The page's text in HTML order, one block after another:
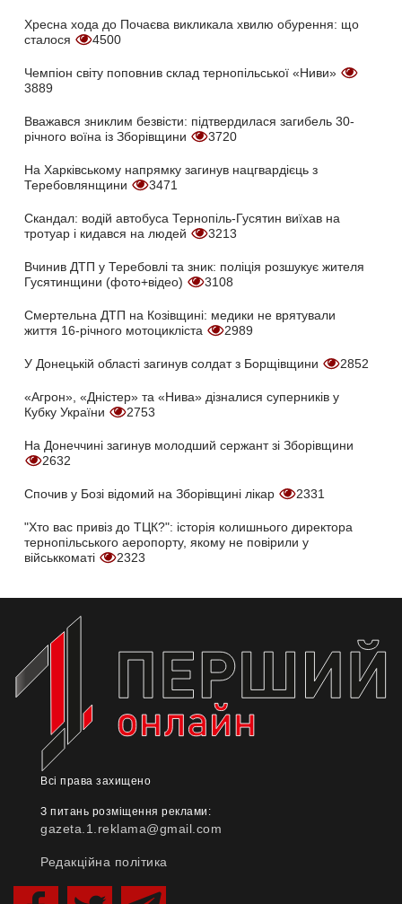
Хресна хода до Почаєва викликала хвилю обурення: що
сталося
4500
Чемпіон світу поповнив склад тернопільської «Ниви»
3889
Вважався зниклим безвісти: підтвердилася загибель 30-
річного воїна із Зборівщини
3720
На Харківському напрямку загинув нацгвардієць з
Теребовлянщини
3471
Скандал: водій автобуса Тернопіль-Гусятин виїхав на
тротуар і кидався на людей
3213
Вчинив ДТП у Теребовлі та зник: поліція розшукує жителя
Гусятинщини (фото+відео)
3108
Смертельна ДТП на Козівщині: медики не врятували
життя 16-річного мотоцикліста
2989
У Донецькій області загинув солдат з Борщівщини 2852
«Агрон», «Дністер» та «Нива» дізналися суперників у
Кубку України
2753
На Донеччині загинув молодший сержант зі Зборівщини
2632
Спочив у Бозі відомий на Зборівщині лікар 2331
"Хто вас привіз до ТЦК?": історія колишнього директора
тернопільського аеропорту, якому не повірили у
військкоматі
2323
Всі права захищено
З питань розміщення реклами:
gazeta.1.reklama@gmail.com
Редакційна політика